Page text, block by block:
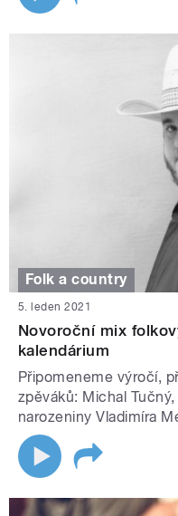
Folk a country
5. leden 2021
Novoroční mix
kalendárium
Připomeneme výročí,
zpěváků: Michal
narozeniny Vladimíra